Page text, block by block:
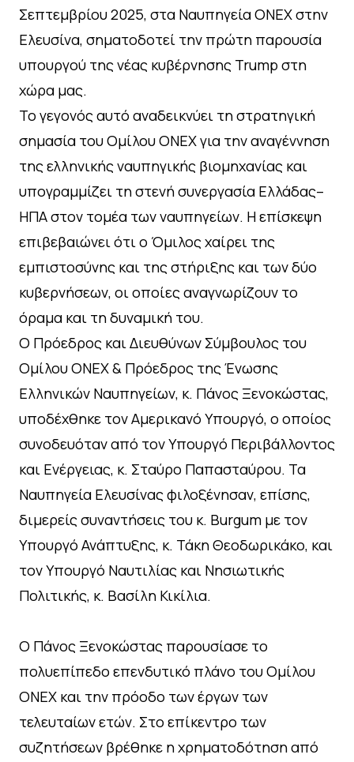
Σεπτεμβρίου 2025, στα Ναυπηγεία ΟΝΕΧ στην
Ελευσίνα, σηματοδοτεί την πρώτη παρουσία
υπουργού της νέας κυβέρνησης Trump στη
χώρα μας.
Το γεγονός αυτό αναδεικνύει τη στρατηγική
σημασία του Ομίλου ΟΝΕΧ για την αναγέννηση
της ελληνικής ναυπηγικής βιομηχανίας και
υπογραμμίζει τη στενή συνεργασία Ελλάδας–
ΗΠΑ στον τομέα των ναυπηγείων. Η επίσκεψη
επιβεβαιώνει ότι ο Όμιλος χαίρει της
εμπιστοσύνης και της στήριξης και των δύο
κυβερνήσεων, οι οποίες αναγνωρίζουν το
όραμα και τη δυναμική του.
Ο Πρόεδρος και Διευθύνων Σύμβουλος του
Ομίλου ΟΝΕΧ & Πρόεδρος της Ένωσης
Ελληνικών Ναυπηγείων, κ. Πάνος Ξενοκώστας,
υποδέχθηκε τον Αμερικανό Υπουργό, ο οποίος
συνοδευόταν από τον Υπουργό Περιβάλλοντος
και Ενέργειας, κ. Σταύρο Παπασταύρου. Τα
Ναυπηγεία Ελευσίνας φιλοξένησαν, επίσης,
διμερείς συναντήσεις του κ. Burgum με τον
Υπουργό Ανάπτυξης, κ. Τάκη Θεοδωρικάκο, και
τον Υπουργό Ναυτιλίας και Νησιωτικής
Πολιτικής, κ. Βασίλη Κικίλια.
Ο Πάνος Ξενοκώστας παρουσίασε το
πολυεπίπεδο επενδυτικό πλάνο του Ομίλου
ΟΝΕΧ και την πρόοδο των έργων των
τελευταίων ετών. Στο επίκεντρο των
συζητήσεων βρέθηκε η χρηματοδότηση από